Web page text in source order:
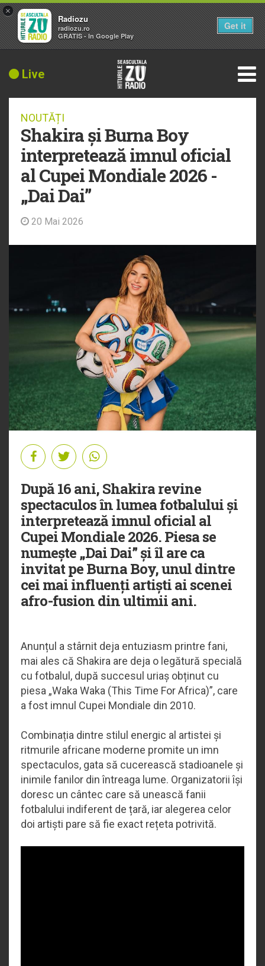
Live
NOUTĂȚI
Shakira și Burna Boy
interpretează imnul oficial
al Cupei Mondiale 2026 -
„Dai Dai”
20 Mai 2026
După 16 ani, Shakira revine
spectaculos în lumea fotbalului și
interpretează imnul oficial al
Cupei Mondiale 2026. Piesa se
numește „Dai Dai” și îl are ca
invitat pe Burna Boy, unul dintre
cei mai influenți artiști ai scenei
afro-fusion din ultimii ani.
Anunțul a stârnit deja entuziasm printre fani,
mai ales că Shakira are deja o legătură specială
cu fotbalul, după succesul uriaș obținut cu
piesa „Waka Waka (This Time For Africa)”, care
a fost imnul Cupei Mondiale din 2010.
Combinația dintre stilul energic al artistei și
ritmurile africane moderne promite un imn
spectaculos, gata să cucerească stadioanele și
inimile fanilor din întreaga lume. Organizatorii își
doresc un cântec care să unească fanii
fotbalului indiferent de țară, iar alegerea celor
doi artiști pare să fie exact rețeta potrivită.
×
Radiozu
radiozu.ro
GRATIS - In Google Play
Get it